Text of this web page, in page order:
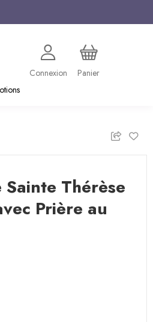
Connexion
Panier
Thérèse
Prière au